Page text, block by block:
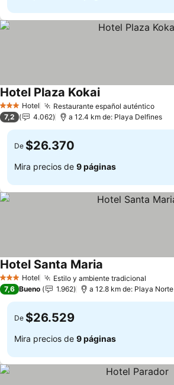
3 Estrellas
Hotel Restaurante español auténtico
Hotel Plaza Kokai
7,2 4.062 a 12.4 km de: Playa Delfines
De $26.370
Mira precios de 9 páginas
3 Estrellas
Hotel Estilo y ambiente tradicional
Hotel Santa Maria
7,6 Bueno 1.962 a 12.8 km de: Playa Norte
De $26.529
Mira precios de 9 páginas